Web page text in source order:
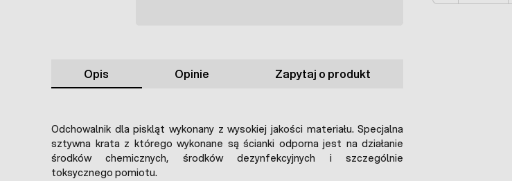
Opis Opinie Zapytaj o produkt
Odchowalnik dla piskląt wykonany z wysokiej jakości materiału. Specjalna
sztywna krata z którego wykonane są ścianki odporna jest na działanie
środków chemicznych, środków dezynfekcyjnych i szczególnie
toksycznego pomiotu.